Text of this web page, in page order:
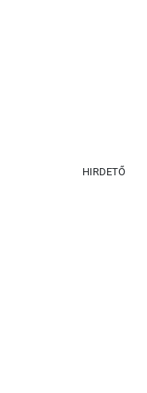
HIRDETŐ